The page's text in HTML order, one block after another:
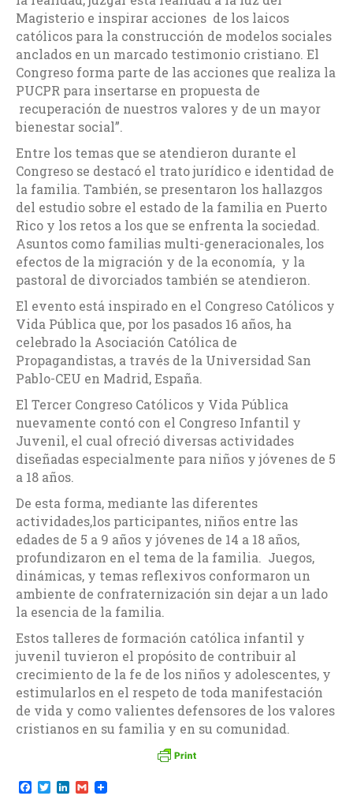
Magisterio e inspirar acciones de los laicos
católicos para la construcción de modelos sociales
anclados en un marcado testimonio cristiano. El
Congreso forma parte de las acciones que realiza la
PUCPR para insertarse en propuesta de
recuperación de nuestros valores y de un mayor
bienestar social”.
Entre los temas que se atendieron durante el
Congreso se destacó el trato jurídico e identidad de
la familia. También, se presentaron los hallazgos
del estudio sobre el estado de la familia en Puerto
Rico y los retos a los que se enfrenta la sociedad.
Asuntos como familias multi-generacionales, los
efectos de la migración y de la economía, y la
pastoral de divorciados también se atendieron.
El evento está inspirado en el Congreso Católicos y
Vida Pública que, por los pasados 16 años, ha
celebrado la Asociación Católica de
Propagandistas, a través de la Universidad San
Pablo-CEU en Madrid, España.
El Tercer Congreso Católicos y Vida Pública
nuevamente contó con el Congreso Infantil y
Juvenil, el cual ofreció diversas actividades
diseñadas especialmente para niños y jóvenes de 5
a 18 años.
De esta forma, mediante las diferentes
actividades,los participantes, niños entre las
edades de 5 a 9 años y jóvenes de 14 a 18 años,
profundizaron en el tema de la familia. Juegos,
dinámicas, y temas reflexivos conformaron un
ambiente de confraternización sin dejar a un lado
la esencia de la familia.
Estos talleres de formación católica infantil y
juvenil tuvieron el propósito de contribuir al
crecimiento de la fe de los niños y adolescentes, y
estimularlos en el respeto de toda manifestación
de vida y como valientes defensores de los valores
cristianos en su familia y en su comunidad.
F
a
T
w
L G
m